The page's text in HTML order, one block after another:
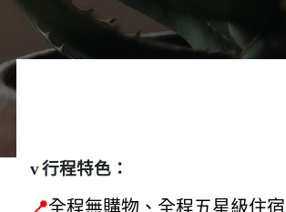
v行程特色：
📍全程無購物、全程五星級住宿